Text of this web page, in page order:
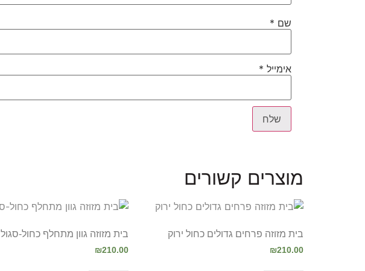
שם *
אימייל *
מוצרים קשורים
בית מזוזה פרחים גדולים כחול ירוק
₪210.00
בית מזוזה גוון מתחלף כחול-סגול
₪210.00